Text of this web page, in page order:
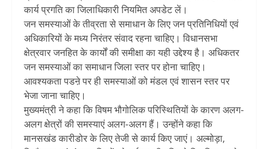
कार्य प्रगति का जिलाधिकारी नियमित अपडेट लें।
जन समस्याओं के तीव्रता से समाधान के लिए जन प्रतिनिधियों एवं
अधिकारियों के मध्य निरंतर संवाद रहना चाहिए। विधानसभा
क्षेत्रवार जनहित के कार्यों की समीक्षा का यही उद्देश्य है। अधिकतर
जन समस्याओं का समाधान जिला स्तर पर होना चाहिए।
आवश्यकता पडऩे पर ही समस्याओं को मंडल एवं शासन स्तर पर
भेजा जाना चाहिए।
मुख्यमंत्री ने कहा कि विषम भौगोलिक परिस्थितियों के कारण अलग-
अलग क्षेत्रों की समस्याएं अलग-अलग हैं। उन्होंने कहा कि
मानसखंड कारीडोर के लिए तेजी से कार्य किए जाएं। अल्मोड़ा,